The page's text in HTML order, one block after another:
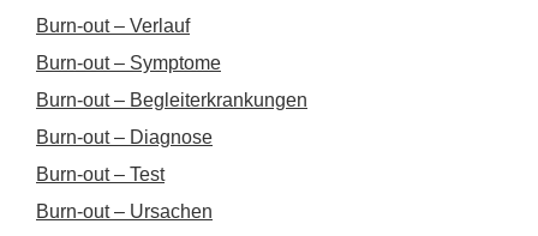
Burn-out – Verlauf
Burn-out – Symptome
Burn-out – Begleiterkrankungen
Burn-out – Diagnose
Burn-out – Test
Burn-out – Ursachen